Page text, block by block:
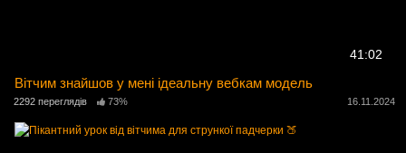
41:02
Вітчим знайшов у мені ідеальну вебкам модель
2292 переглядів 73% 16.11.2024